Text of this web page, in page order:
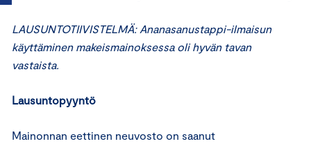
LAUSUNTOTIIVISTELMÄ: Ananasanustappi-ilmaisun
käyttäminen makeismainoksessa oli hyvän tavan
vastaista.
Lausuntopyyntö
Mainonnan eettinen neuvosto on saanut